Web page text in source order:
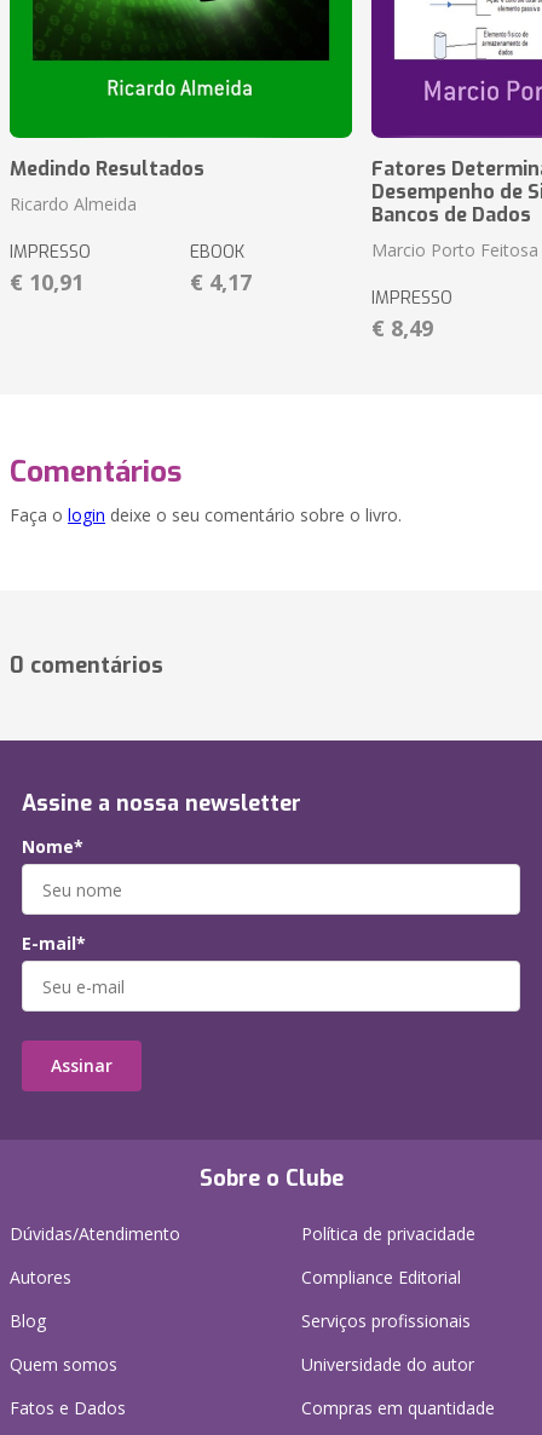
Medindo Resultados
Ricardo Almeida
IMPRESSO
€ 10,91
EBOOK
€ 4,17
Fatores
Desempenho de
Bancos de Dados
Marcio Porto Feitosa
IMPRESSO
€ 8,49
Comentários
Faça o login deixe o seu comentário sobre o livro.
0 comentários
Sobre o Clube
Dúvidas/Atendimento
Autores
Blog
Quem somos
Fatos e Dados
Política de privacidade
Compliance Editorial
Serviços profissionais
Universidade do autor
Compras em quantidade
Assine a nossa newsletter
Nome*
E-mail*
Assinar